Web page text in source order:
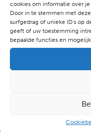
cookies om informatie over
Door in te stemmen met
surfgedrag of unieke ID's op
geeft of uw toestemming
bepaalde functies en
ALKMAAR
Kennemerstraatweg 81
1814 GD Alkmaar
T:072-520 1489
E:info@hersencentrum.nl
info@hersencentrum.nl
AMSTERDAM-OOST